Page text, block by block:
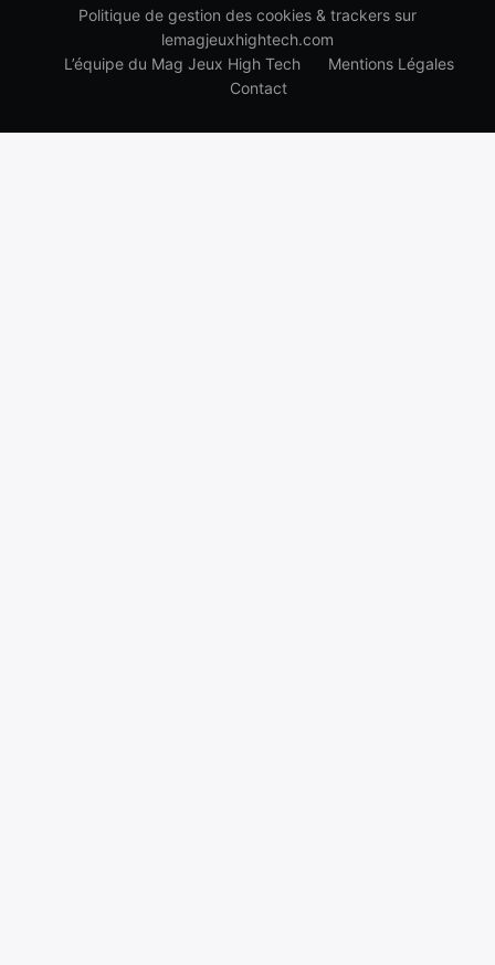
Politique de gestion des cookies & trackers sur
lemagjeuxhightech.com
L’équipe du Mag Jeux High Tech
Mentions Légales
Contact